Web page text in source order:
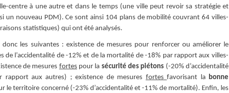
centre à une autre et dans le temps (une ville peut revoir sa stratégie et
un nouveau PDM). Ce sont ainsi 104 plans de mobilité couvrant 64 villes-
statistiques) qui ont été analysés.
les suivantes : existence de mesures pour renforcer ou améliorer le
de l’accidentalité de -12% et de la mortalité de -18% par rapport aux villes-
de mesures fortespour la sécurité des piétons (-20% d’accidentalité
aux autres) ; existence de mesures fortesfavorisant la bonne
le territoire concerné (-23% d’accidentalité et -11% de mortalité). Enfin, les